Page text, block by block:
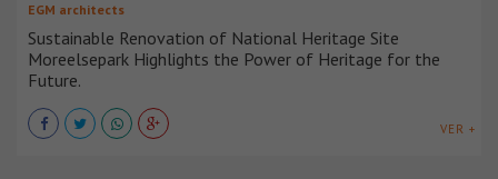
EGM architects
Sustainable Renovation of National Heritage Site
Moreelsepark Highlights the Power of Heritage for the
Future.
VER +